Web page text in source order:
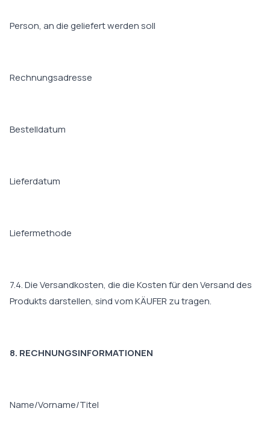
Person, an die geliefert werden soll
Rechnungsadresse
Bestelldatum
Lieferdatum
Liefermethode
7.4. Die Versandkosten, die die Kosten für den Versand des
Produkts darstellen, sind vom KÄUFER zu tragen.
8. RECHNUNGSINFORMATIONEN
Name/Vorname/Titel